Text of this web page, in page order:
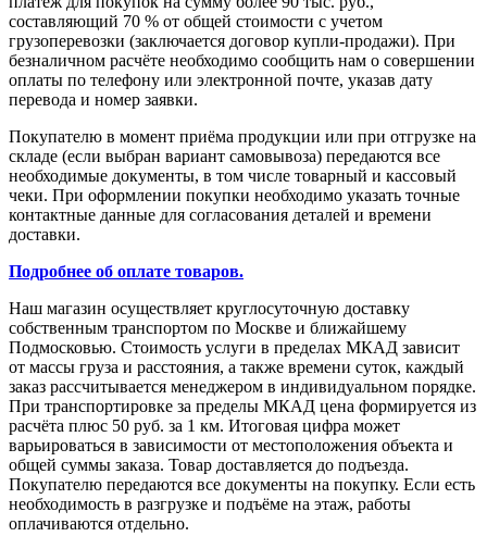
составляющий 70 % от общей стоимости с учетом
грузоперевозки (заключается договор купли-продажи). При
безналичном расчёте необходимо сообщить нам о совершении
оплаты по телефону или электронной почте, указав дату
перевода и номер заявки.
Покупателю в момент приёма продукции или при отгрузке на
складе (если выбран вариант самовывоза) передаются все
необходимые документы, в том числе товарный и кассовый
чеки. При оформлении покупки необходимо указать точные
контактные данные для согласования деталей и времени
доставки.
Подробнее об оплате товаров.
Наш магазин осуществляет круглосуточную доставку
собственным транспортом по Москве и ближайшему
Подмосковью. Стоимость услуги в пределах МКАД зависит
от массы груза и расстояния, а также времени суток, каждый
заказ рассчитывается менеджером в индивидуальном порядке.
При транспортировке за пределы МКАД цена формируется из
расчёта плюс 50 руб. за 1 км. Итоговая цифра может
варьироваться в зависимости от местоположения объекта и
общей суммы заказа. Товар доставляется до подъезда.
Покупателю передаются все документы на покупку. Если есть
необходимость в разгрузке и подъёме на этаж, работы
оплачиваются отдельно.